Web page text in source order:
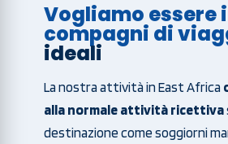
Vogliamo essere
compagni di
ideali
La nostra attività in East Africa
alla normale attività ricettiva
destinazione come soggiorni